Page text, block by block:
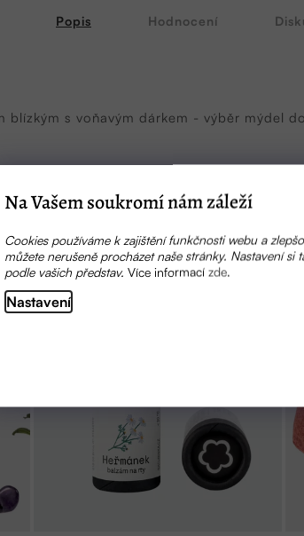
Na Vašem soukromí nám záleží
Cookies používáme k zajištění funkčnosti webu a
můžete nerušeně procházet naše stránky. Nastavení
podle vašich představ. Více informací zde.
Nastavení
Popis Hodnocení
blízkým s voňavým dárkem - výběr mýdel
Související